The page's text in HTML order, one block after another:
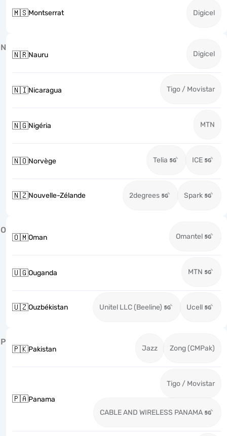
🇲🇸Montserrat Digicel
N
🇳🇷Nauru Digicel
🇳🇮Nicaragua Tigo / Movistar
🇳🇬Nigéria MTN
🇳🇴Norvège Telia ICE
🇳🇿Nouvelle-Zélande 2degrees Spark
O
🇴🇲Oman Omantel
🇺🇬Ouganda MTN
🇺🇿Ouzbékistan Unitel LLC (Beeline) Ucell
P
🇵🇰Pakistan Jazz Zong (CMPak)
🇵🇦Panama
Tigo / Movistar
CABLE AND WIRELESS PANAMA